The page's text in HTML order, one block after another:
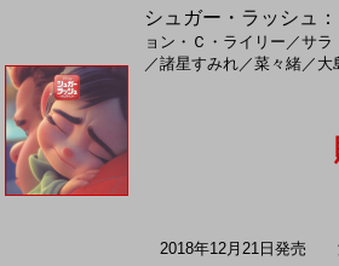
シュガー・ラッシュ
ョン・Ｃ・ライリー ／サラ
／諸星すみれ／菜々緒／ 大
2018年12月21日発売